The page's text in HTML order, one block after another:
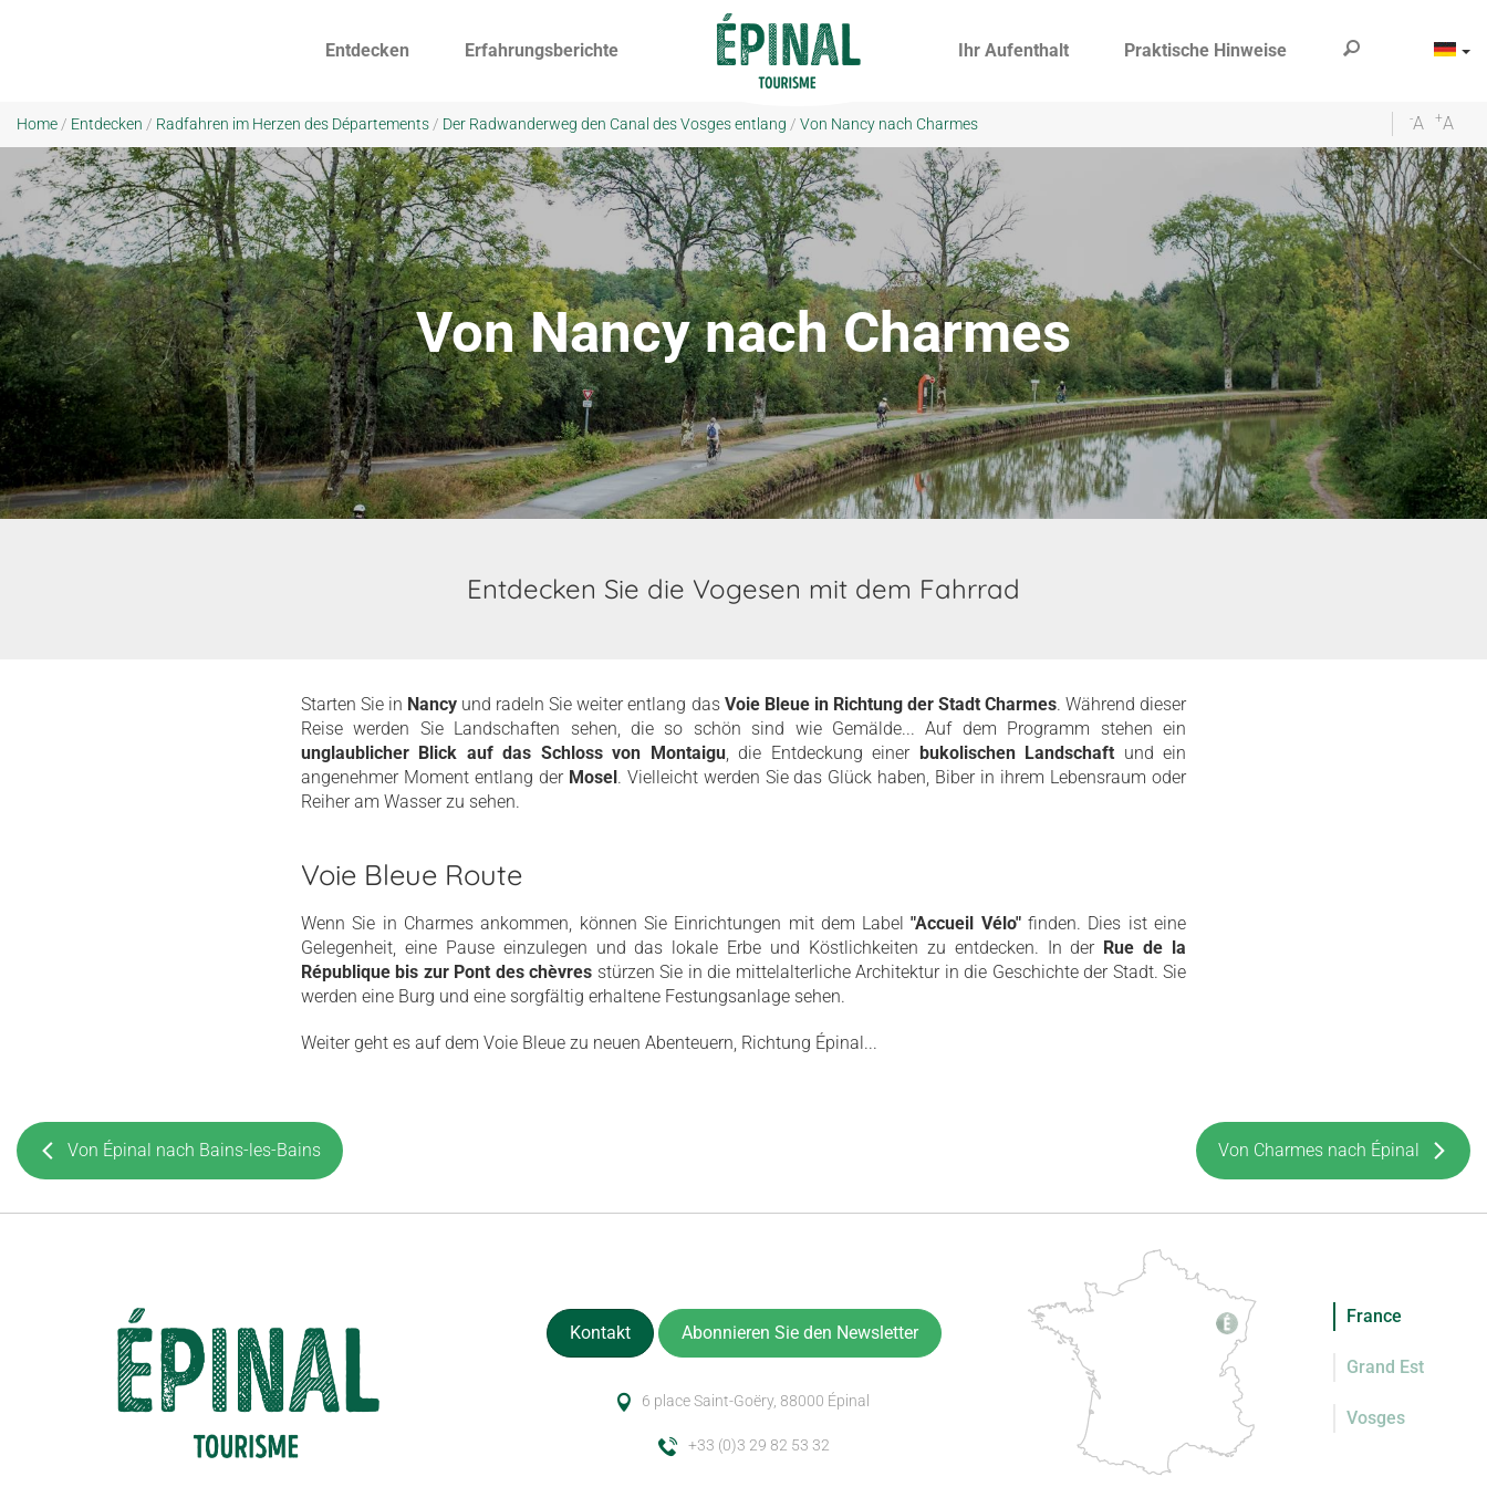
Entdecken Erfahrungsberichte Ihr Aufenthalt Praktische Hinweise
Home / Entdecken / Radfahren im Herzen des Départements / Der Radwanderweg den Canal des Vosges entlang / Von Nancy nach Charmes -A +A
Von Nancy nach Charmes
Entdecken Sie die Vogesen mit dem Fahrrad
Starten Sie in Nancy und radeln Sie weiter entlang das Voie Bleue in Richtung der Stadt Charmes. Während dieser
Reise werden Sie Landschaften sehen, die so schön sind wie Gemälde... Auf dem Programm stehen ein
unglaublicher Blick auf das Schloss von Montaigu, die Entdeckung einer bukolischen Landschaft und ein
angenehmer Moment entlang der Mosel. Vielleicht werden Sie das Glück haben, Biber in ihrem Lebensraum oder
Reiher am Wasser zu sehen.
Voie Bleue Route
Wenn Sie in Charmes ankommen, können Sie Einrichtungen mit dem Label"Accueil Vélo"finden. Dies ist eine
Gelegenheit, eine Pause einzulegen und das lokale Erbe und Köstlichkeiten zu entdecken. In der Rue de la
République bis zur Pont des chèvres stürzen Sie in die mittelalterliche Architektur in die Geschichte der Stadt. Sie
werden eine Burg und eine sorgfältig erhaltene Festungsanlage sehen.
Weiter geht es auf dem Voie Bleue zu neuen Abenteuern, Richtung Épinal...
Von Épinal nach Bains-les-Bains Von Charmes nach Épinal
Kontakt Abonnieren Sie den Newsletter
6 place Saint-Goëry, 88000 Épinal
+33 (0)3 29 82 53 32
France
Grand Est
Vosges